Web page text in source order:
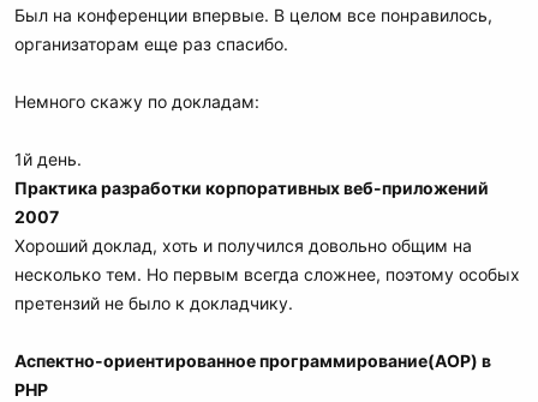
Был на конференции впервые. В целом все понравилось,
организаторам еще раз спасибо.
Немного скажу по докладам:
1й день.
Практика разработки корпоративных веб-приложений
2007
Хороший доклад, хоть и получился довольно общим на
несколько тем. Но первым всегда сложнее, поэтому особых
претензий не было к докладчику.
Аспектно-ориентированное программирование(AOP) в
PHP